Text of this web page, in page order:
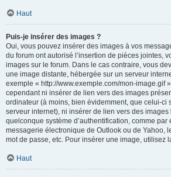
Haut
Puis-je insérer des images ?
Oui, vous pouvez insérer des images à vos
du forum ont autorisé l’insertion de pièces jointes,
images sur le forum. Dans le cas contraire, vous
une image distante, hébergée sur un serveur
exemple « http://www.exemple.com/mon-image.gif
cependant ni insérer de lien vers des images
ordinateur (à moins, bien évidemment, que celui-ci
serveur internet), ni insérer de lien vers des
quelconque système d’authentification, comme par
messagerie électronique de Outlook ou de Yahoo,
mot de passe, etc. Pour insérer une image, utilisez
Haut